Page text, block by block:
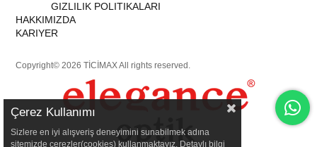
GIZLILIK POLITIKALARI
HAKKIMIZDA
KARIYER
Copyright© 2026 TİCİMAX All rights reserved.
Çerez Kullanımı
Sizlere en iyi alışveriş deneyimini sunabilmek adına
sitemizde çerezler(cookies) kullanmaktayız. Detaylı bilgi